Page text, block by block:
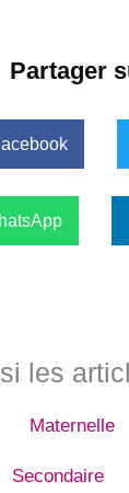
Partager
les
Maternelle
Secondaire